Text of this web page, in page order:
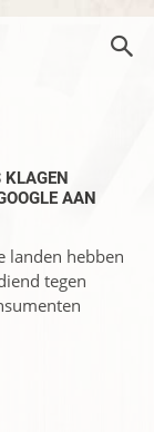
KLAGEN
AAN
landen hebben
tegen